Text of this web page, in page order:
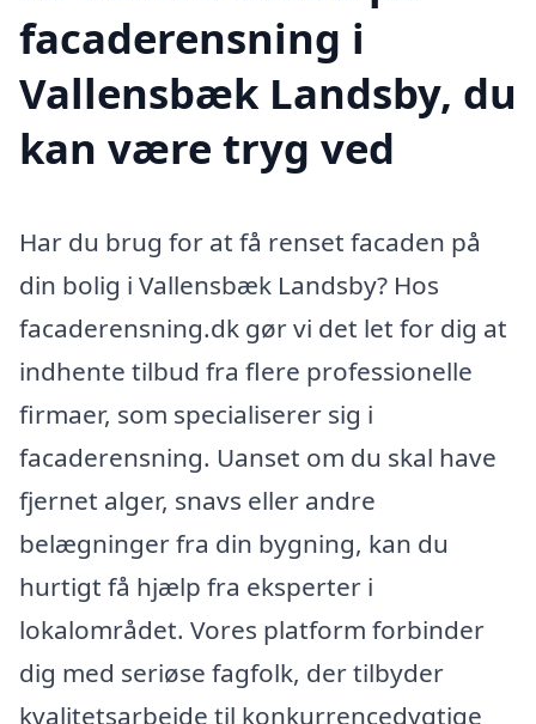
facaderensning i
Vallensbæk Landsby, du
kan være tryg ved
Har du brug for at få renset facaden på
din bolig i Vallensbæk Landsby? Hos
facaderensning.dk gør vi det let for dig at
indhente tilbud fra flere professionelle
firmaer, som specialiserer sig i
facaderensning. Uanset om du skal have
fjernet alger, snavs eller andre
belægninger fra din bygning, kan du
hurtigt få hjælp fra eksperter i
lokalområdet. Vores platform forbinder
dig med seriøse fagfolk, der tilbyder
kvalitetsarbejde til konkurrencedygtige